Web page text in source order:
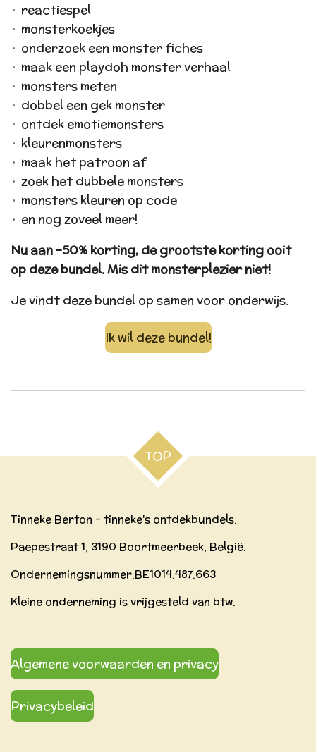
reactiespel
monsterkoekjes
onderzoek een monster fiches
maak een playdoh monster verhaal
monsters meten
dobbel een gek monster
ontdek emotiemonsters
kleurenmonsters
maak het patroon af
zoek het dubbele monsters
monsters kleuren op code
en nog zoveel meer!
Nu aan -50% korting, de grootste korting ooit
op deze bundel. Mis dit monsterplezier niet!
Je vindt deze bundel op samen voor onderwijs.
Ik wil deze bundel!
TOP
Tinneke Berton - tinneke's ontdekbundels.
Paepestraat 1, 3190 Boortmeerbeek, België.
Ondernemingsnummer:BE1014.487.663
Kleine onderneming is vrijgesteld van btw.
Algemene voorwaarden en privacy
Privacybeleid